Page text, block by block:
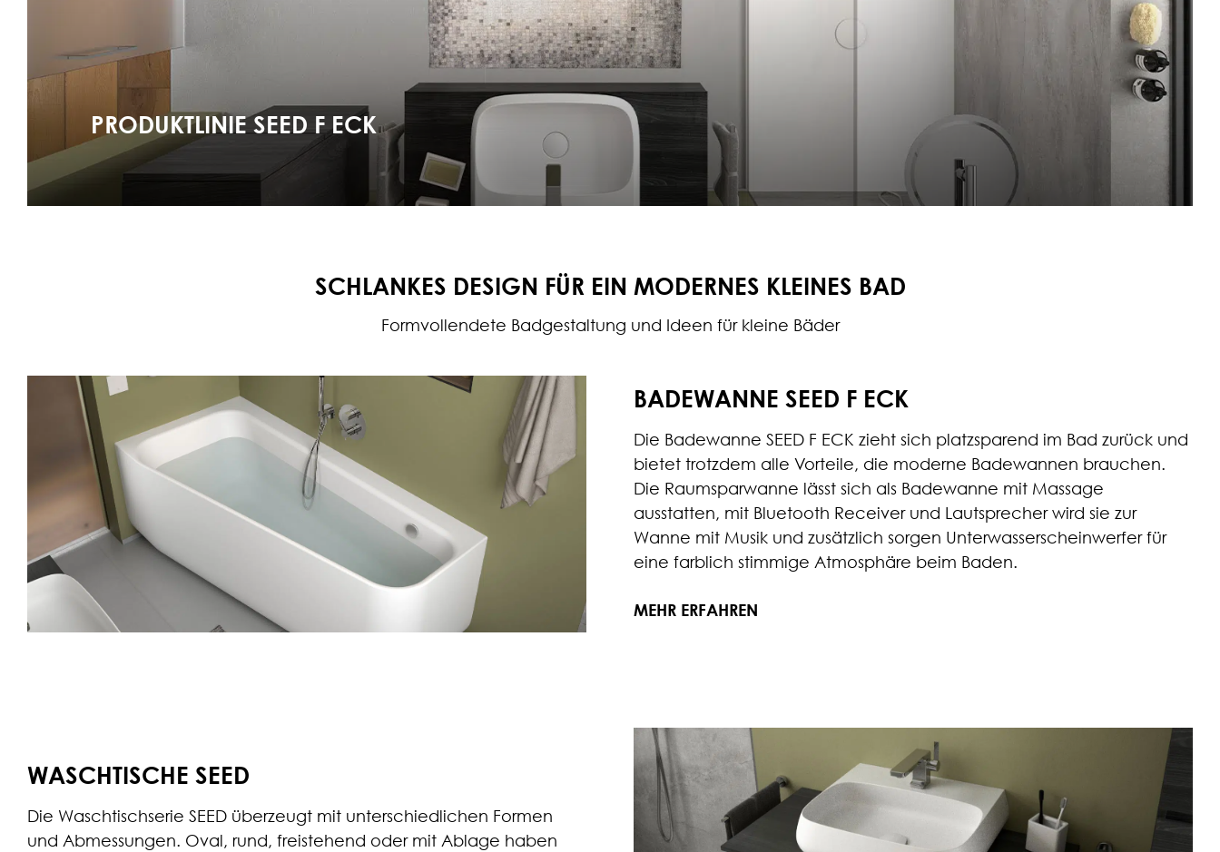
PRODUKTLINIE SEED F ECK
SCHLANKES DESIGN FÜR EIN MODERNES KLEINES BAD
Formvollendete Badgestaltung und Ideen für kleine Bäder
BADEWANNE SEED F ECK
Die Badewanne SEED F ECK zieht sich platzsparend im Bad zurück und
bietet trotzdem alle Vorteile, die moderne Badewannen brauchen.
Die Raumsparwanne lässt sich als Badewanne mit Massage
ausstatten, mit Bluetooth Receiver und Lautsprecher wird sie zur
Wanne mit Musik und zusätzlich sorgen Unterwasserscheinwerfer für
eine farblich stimmige Atmosphäre beim Baden.
MEHR ERFAHREN
WASCHTISCHE SEED
Die Waschtischserie SEED überzeugt mit unterschiedlichen Formen
und Abmessungen. Oval, rund, freistehend oder mit Ablage haben